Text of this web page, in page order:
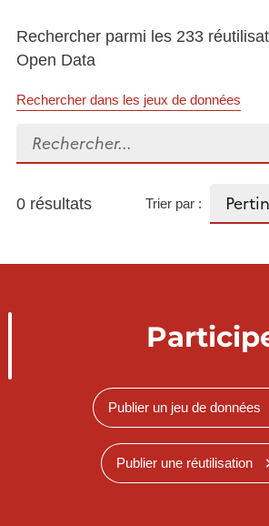
Rechercher parmi les 233
Open Data
Rechercher dans les jeux de données
Rechercher...
0 résultats Trier par :
Publier un jeu de données
Publier une réutilisation